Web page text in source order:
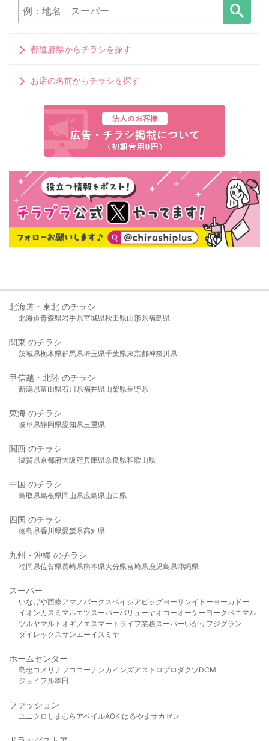
都道府県からチラシを探す
お店の名前からチラシを探す
北海道・東北 のチラシ
北海道青森県岩手県宮城県秋田県山形県福島県
関東 のチラシ
茨城県栃木県群馬県埼玉県千葉県東京都神奈川県
甲信越・北陸 のチラシ
新潟県富山県石川県福井県山梨県長野県
東海 のチラシ
岐阜県静岡県愛知県三重県
関西 のチラシ
滋賀県京都府大阪府兵庫県奈良県和歌山県
中国 のチラシ
鳥取県島根県岡山県広島県山口県
四国 のチラシ
徳島県香川県愛媛県高知県
九州・沖縄 のチラシ
福岡県佐賀県長崎県熊本県大分県宮崎県鹿児島県沖縄県
スーパー
いなげや西條アマノパークスベイシア ビッグヨーサンイトーヨーカドー
イオンカスミ マルエツスーパーバリューヤオコーオーケー ヨークベニマル
ツルヤマルト オギノ エスマート ライフ業務スーパーいかり フジグラン
ダイレックスサンエーイズミヤ
ホームセンター
島忠 コメリ ナフコ コーナンカインズアストロプロダクツDCM
ジョイフル本田
ファッション
ユニクロ しまむら アベイルAOKIはるやま サカゼン